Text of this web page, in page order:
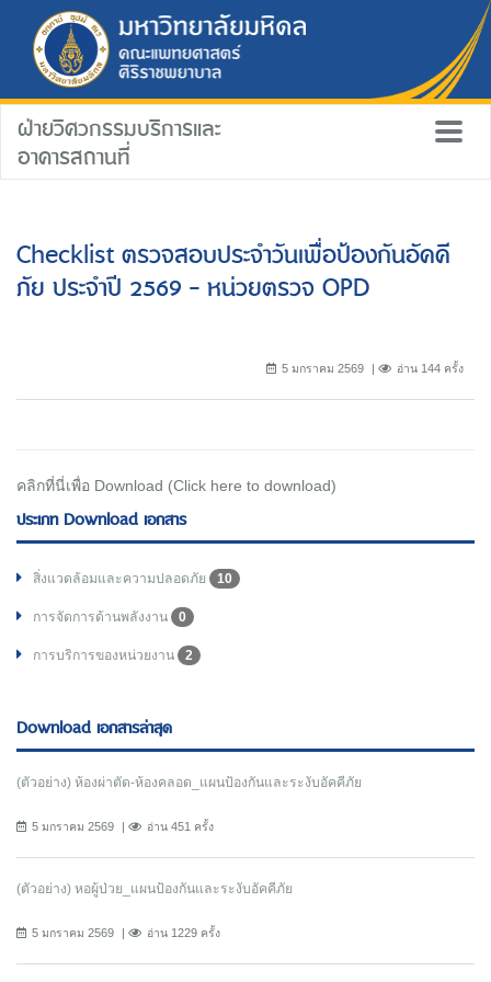
ฝ่ายวิศวกรรมบริการและ
อาคารสถานที่
Checklist ตรวจสอบประจำวันเพื่อป้องกันอัคคี
ภัย ประจำปี 2569 - หน่วยตรวจ OPD
5 มกราคม 2569 อ่าน 144 ครั้ง
คลิกที่นี่เพื่อ Download (Click here to download)
ประเภท Download เอกสาร
สิ่งแวดล้อมและความปลอดภัย 10
การจัดการด้านพลังงาน 0
การบริการของหน่วยงาน 2
Download เอกสารล่าสุด
(ตัวอย่าง) ห้องผ่าตัด-ห้องคลอด_แผนป้องกันและระงับอัคคีภัย
5 มกราคม 2569 อ่าน 451 ครั้ง
(ตัวอย่าง) หอผู้ป่วย_แผนป้องกันและระงับอัคคีภัย
5 มกราคม 2569 อ่าน 1229 ครั้ง